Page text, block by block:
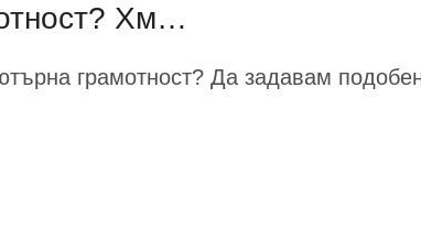
Хм…
грамотност? Да задавам